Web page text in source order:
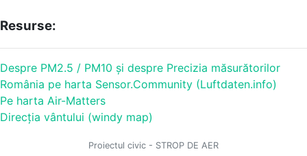
Resurse:
Despre PM2.5 / PM10 și despre Precizia măsurătorilor
România pe harta Sensor.Community (Luftdaten.info)
Pe harta Air-Matters
Direcția vântului (windy map)
Proiectul civic - STROP DE AER